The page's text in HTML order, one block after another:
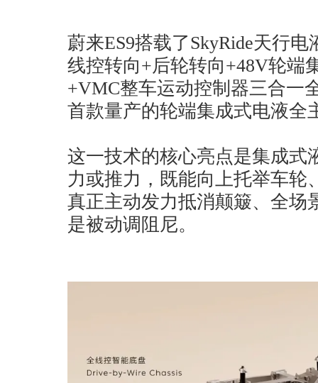
蔚来ES9搭载了SkyRide天行
线控转向+后轮转向+48V轮端
+VMC整车运动控制器三合一
首款量产的轮端集成式电液全
这一技术的核心亮点是集成式
力或推力，既能向上托举车轮
真正主动发力抵消颠簸、全场
是被动调阻尼。